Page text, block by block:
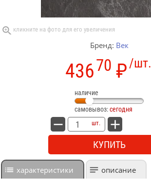
Бренд: Век
/шт.
43670 ₽
наличие
самовывоз:сегодня
шт.
КУПИТЬ
характеристики описание